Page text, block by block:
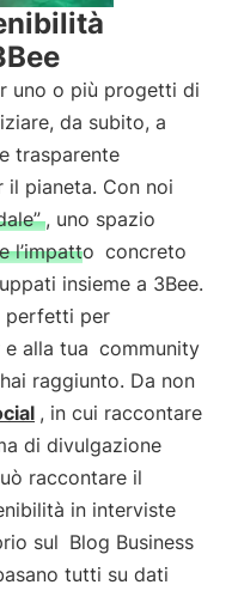
uno o più progetti di
da subito, a
trasparente
il pianeta. Con noi
, uno spazio
l’impatto concreto
insieme a 3Bee.
perfetti per
alla tua community
raggiunto. Da non
, in cui raccontare
di divulgazione
raccontare il
in interviste
sul Blog Business
tutti su dati